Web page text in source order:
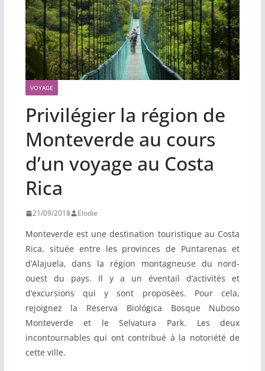
VOYAGE
Privilégier la région de
Monteverde au cours
d’un voyage au Costa
Rica
21/09/2018 Elodie
Monteverde est une destination touristique au Costa
Rica, située entre les provinces de Puntarenas et
d’Alajuela, dans la région montagneuse du nord-
ouest du pays. Il y a un éventail d’activités et
d’excursions qui y sont proposées. Pour cela,
rejoignez la Reserva Biológica Bosque Nuboso
Monteverde et le Selvatura Park. Les deux
incontournables qui ont contribué à la notoriété de
cette ville.